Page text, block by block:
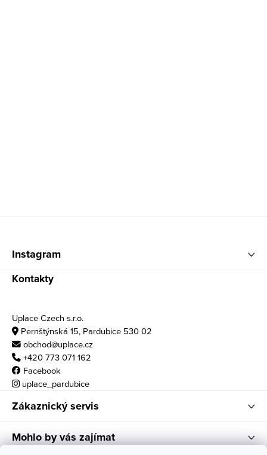
Instagram
Kontakty
Uplace Czech s.r.o.
Pernštýnská 15, Pardubice 530 02
obchod@uplace.cz
+420 773 071 162
Facebook
uplace_pardubice
Zákaznický servis
Mohlo by vás zajímat